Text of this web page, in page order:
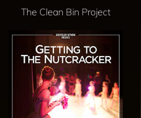
The Clean Bin Project